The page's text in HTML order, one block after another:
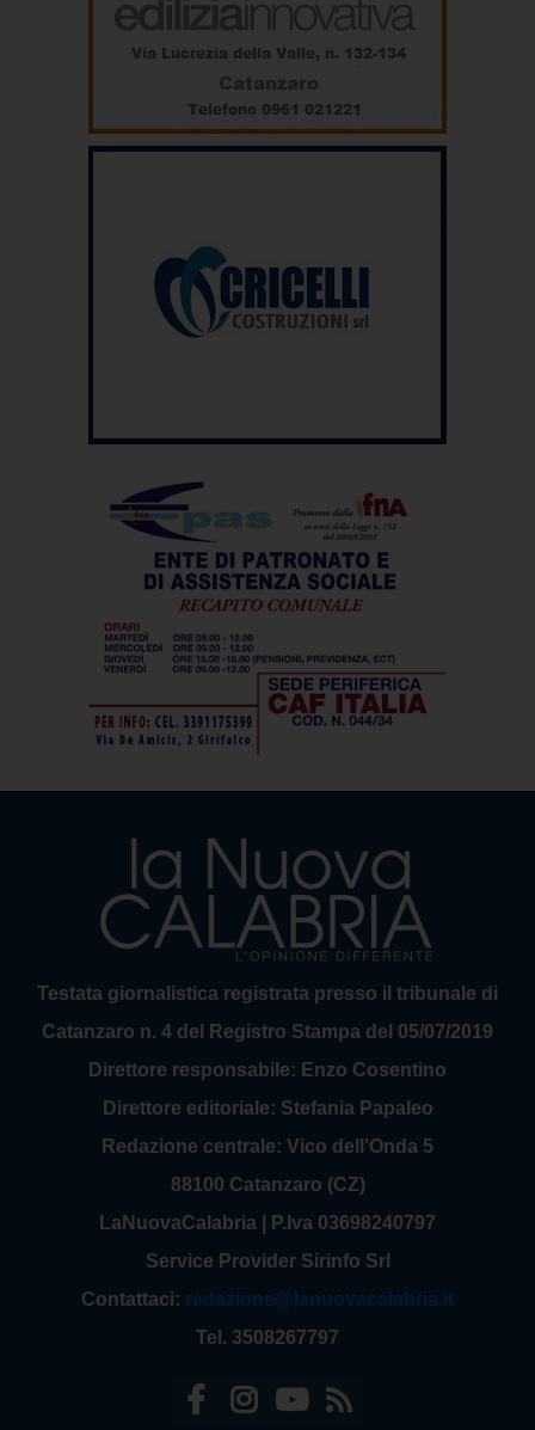
Testata giornalistica registrata presso il tribunale di
Catanzaro n. 4 del Registro Stampa del 05/07/2019
Direttore responsabile: Enzo Cosentino
Direttore editoriale: Stefania Papaleo
Redazione centrale: Vico dell'Onda 5
88100 Catanzaro (CZ)
LaNuovaCalabria | P.Iva 03698240797
Service Provider Sirinfo Srl
Contattaci: redazione@lanuovacalabria.it
Tel. 3508267797